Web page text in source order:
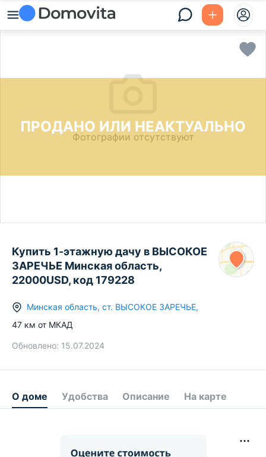
ПРОДАНО ИЛИ НЕАКТУАЛЬНО
Фотографии отсутствуют
Купить 1-этажную дачу в ВЫСОКОЕ
ЗАРЕЧЬЕ Минская область,
22000USD, код 179228
Минская область, ст. ВЫСОКОЕ ЗАРЕЧЬЕ,
47 км от МКАД
Обновлено: 15.07.2024
О доме Удобства Описание На карте